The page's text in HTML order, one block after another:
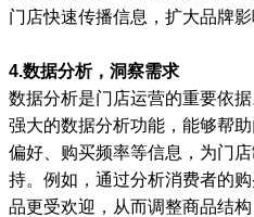
门店快速传播信息，扩大品牌影
4.数据分析，洞察需求
数据分析是门店运营的重要依
强大的数据分析功能，能够帮
偏好、购买频率等信息，为门
持。例如，通过分析消费者的
品更受欢迎，从而调整商品结